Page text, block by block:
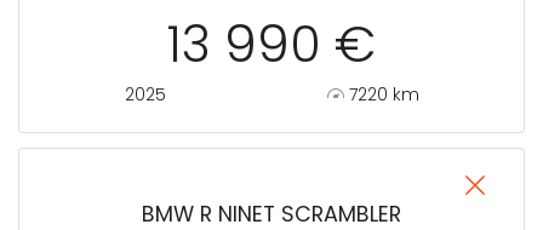
13 990 €
2025 7220 km
BMW R NINET SCRAMBLER